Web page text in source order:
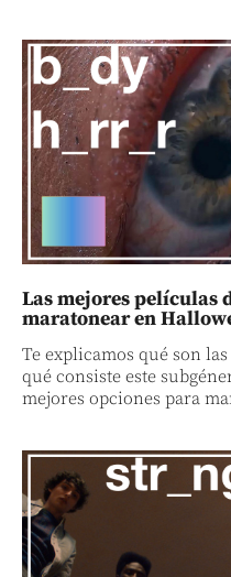
Las mejores películas
maratonear en
Te explicamos qué son
qué consiste este
mejores opciones para